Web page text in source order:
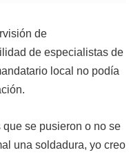
de
de especialistas de
local no podía
se pusieron o no se
una soldadura, yo creo